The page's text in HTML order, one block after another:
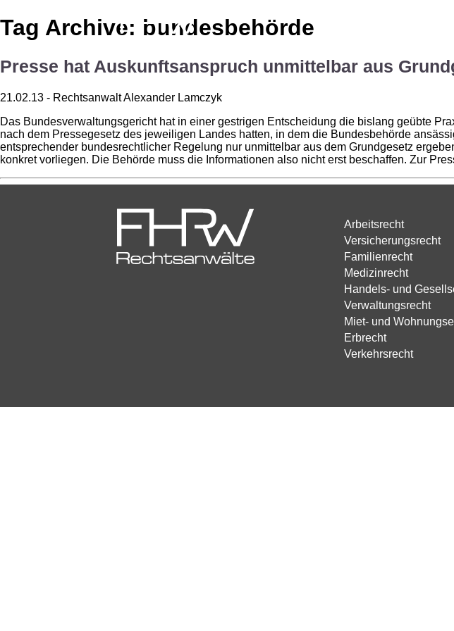
Tag Archive: bundesbehörde
Presse hat Auskunftsanspruch unmittelbar aus
21.02.13 - Rechtsanwalt Alexander Lamczyk
Das Bundesverwaltungsgericht hat in einer gestrigen Entscheidung die bislang geübte
nach dem Pressegesetz des jeweiligen Landes hatten, in dem die Bundesbehörde
entsprechender bundesrechtlicher Regelung nur unmittelbar aus dem Grundgesetz
konkret vorliegen. Die Behörde muss die Informationen also nicht erst beschaffen. Zur
Arbeitsrecht
Versicherungsrecht
Familienrecht
Medizinrecht
Handels- und
Verwaltungsrecht
Miet- und
Erbrecht
Verkehrsrecht